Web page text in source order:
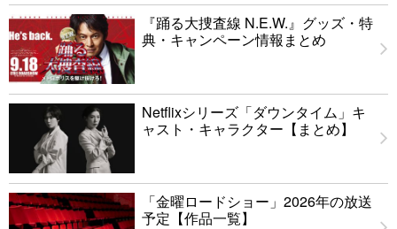
『踊る大捜査線 N.E.W.』グッズ・特
典・キャンペーン情報まとめ
Netflixシリーズ「ダウンタイム」キ
ャスト・キャラクター【まとめ】
「金曜ロードショー」2026年の放送
予定【作品一覧】